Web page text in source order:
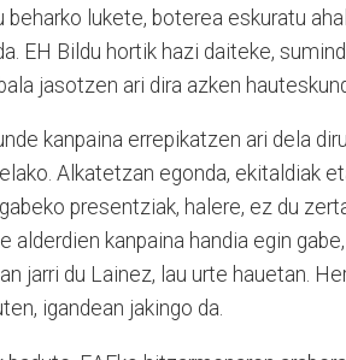
beharko lukete, boterea eskuratu
EH Bildu hortik hazi daiteke,
jasotzen ari dira azken
kanpaina errepikatzen ari dela
Alkatetzan egonda, ekitaldiak
presentziak, halere, ez du
alderdien kanpaina handia egin
jarri du Lainez, lau urte hauetan.
igandean jakingo da.